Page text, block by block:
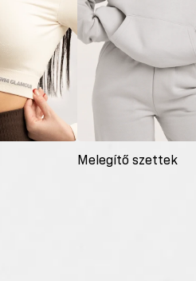
Melegítő szettek